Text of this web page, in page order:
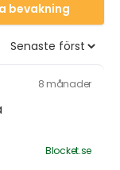
bevakning
8 månader
Blocket.se